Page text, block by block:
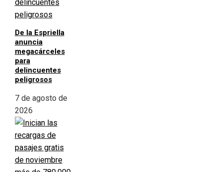
De la Espriella
anuncia
megacárceles
para
delincuentes
peligrosos
7 de agosto de
2026